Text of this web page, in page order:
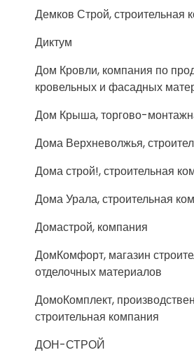
Демков Строй, строительная
Диктум
Дом Кровли, компания по
кровельных и фасадных
Дом Крыша, торгово-
Дома Верхневолжья,
Дома строй!, строительная
Дома Урала, строительная
Домастрой, компания
ДомКомфорт, магазин
отделочных материалов
ДомоКомплект,
строительная компания
ДОН-СТРОЙ